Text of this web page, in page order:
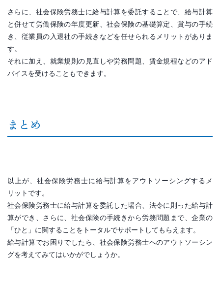
さらに、社会保険労務士に給与計算を委託することで、給与計算
と併せて労働保険の年度更新、社会保険の基礎算定、賞与の手続
き、従業員の入退社の手続きなどを任せられるメリットがありま
す。
それに加え、就業規則の見直しや労務問題、賃金規程などのアド
バイスを受けることもできます。
まとめ
以上が、社会保険労務士に給与計算をアウトソーシングするメ
リットです。
社会保険労務士に給与計算を委託した場合、法令に則った給与計
算ができ、さらに、社会保険の手続きから労務問題まで、企業の
「ひと」に関することをトータルでサポートしてもらえます。
給与計算でお困りでしたら、社会保険労務士へのアウトソーシン
グを考えてみてはいかがでしょうか。